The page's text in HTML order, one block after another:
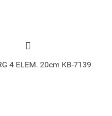
4 ELEM. 20cm KB-7139